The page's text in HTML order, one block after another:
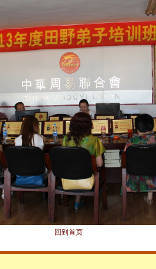
回到首页